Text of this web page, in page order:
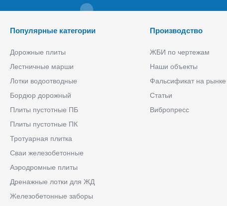
Популярные категории
Дорожные плиты
Лестничные марши
Лотки водоотводные
Бордюр дорожный
Плиты пустотные ПБ
Плиты пустотные ПК
Тротуарная плитка
Сваи железобетонные
Аэродромные плиты
Дренажные лотки для ЖД
Железобетонные заборы
Производство
ЖБИ по чертежам
Наши объекты
Фальсификат на рынке
Статьи
Вибропресс